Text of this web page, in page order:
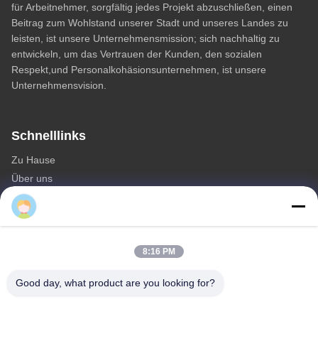
für Arbeitnehmer, sorgfältig jedes Projekt abzuschließen, einen
Beitrag zum Wohlstand unserer Stadt und unseres Landes zu
leisten, ist unsere Unternehmensmission; sich nachhaltig zu
entwickeln, um das Vertrauen der Kunden, den sozialen
Respekt,und Personalkohäsionsunternehmen, ist unsere
Unternehmensvision.
Schnelllinks
Zu Hause
Über uns
produits
Kontakt
dreieckiger Antennturm
8:16 PM
Good day, what product are you looking for?